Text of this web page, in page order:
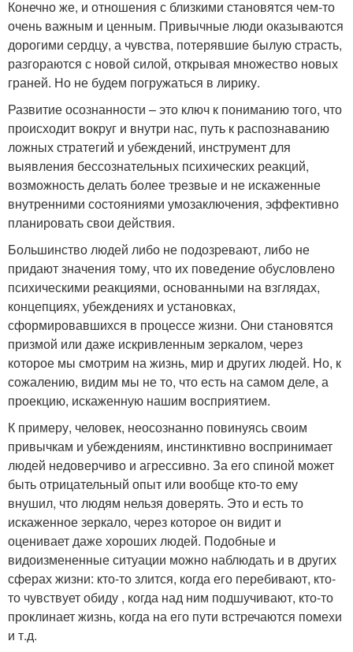
Конечно же, и отношения с близкими становятся чем-то
очень важным и ценным. Привычные люди оказываются
дорогими сердцу, а чувства, потерявшие былую страсть,
разгораются с новой силой, открывая множество новых
граней. Но не будем погружаться в лирику.
Развитие осознанности – это ключ к пониманию того, что
происходит вокруг и внутри нас, путь к распознаванию
ложных стратегий и убеждений, инструмент для
выявления бессознательных психических реакций,
возможность делать более трезвые и не искаженные
внутренними состояниями умозаключения, эффективно
планировать свои действия.
Большинство людей либо не подозревают, либо не
придают значения тому, что их поведение обусловлено
психическими реакциями, основанными на взглядах,
концепциях, убеждениях и установках,
сформировавшихся в процессе жизни. Они становятся
призмой или даже искривленным зеркалом, через
которое мы смотрим на жизнь, мир и других людей. Но, к
сожалению, видим мы не то, что есть на самом деле, а
проекцию, искаженную нашим восприятием.
К примеру, человек, неосознанно повинуясь своим
привычкам и убеждениям, инстинктивно воспринимает
людей недоверчиво и агрессивно. За его спиной может
быть отрицательный опыт или вообще кто-то ему
внушил, что людям нельзя доверять. Это и есть то
искаженное зеркало, через которое он видит и
оценивает даже хороших людей. Подобные и
видоизмененные ситуации можно наблюдать и в других
сферах жизни: кто-то злится, когда его перебивают, кто-
то чувствует обиду , когда над ним подшучивают, кто-то
проклинает жизнь, когда на его пути встречаются помехи
и т.д.